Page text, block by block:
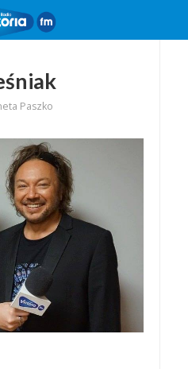
Paszko